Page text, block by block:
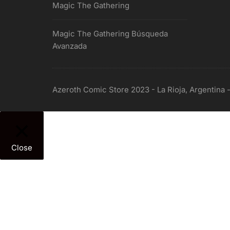
Magic The Gathering
Magic The Gathering Búsqueda
Avanzada
Azeroth Comic Store 2023 - La Rioja, Argentina -
Close